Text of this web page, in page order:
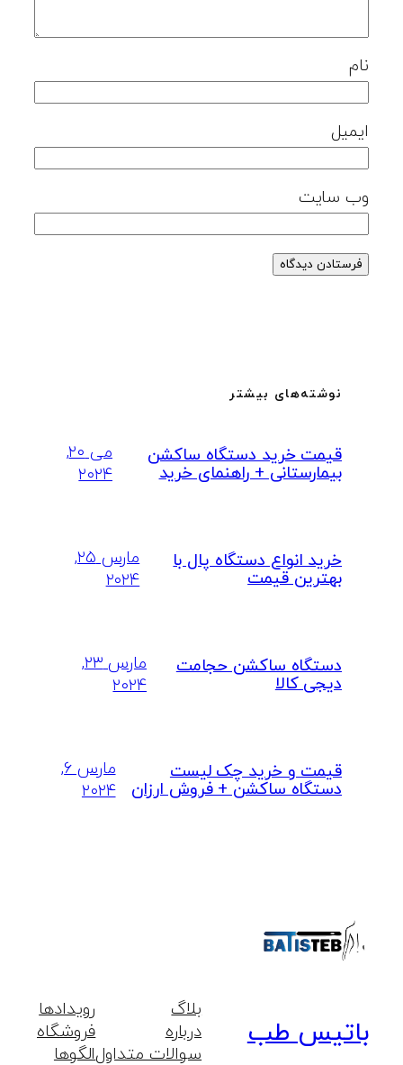
نام
ایمیل
وب‌ سایت
نوشته‌های بیشتر
قیمت خرید دستگاه ساکشن
بیمارستانی + راهنمای خرید
می ۲۰,
۲۰۲۴
خرید انواع دستگاه پال با
بهترین قیمت
مارس ۲۵,
۲۰۲۴
دستگاه ساکشن حجامت
دیجی کالا
مارس ۲۳,
۲۰۲۴
قیمت و خرید چک لیست
دستگاه ساکشن + فروش ارزان
مارس ۶,
۲۰۲۴
باتیس طب
بلاگ
درباره
سوالات متداول
رویدادها
فروشگاه
الگوها